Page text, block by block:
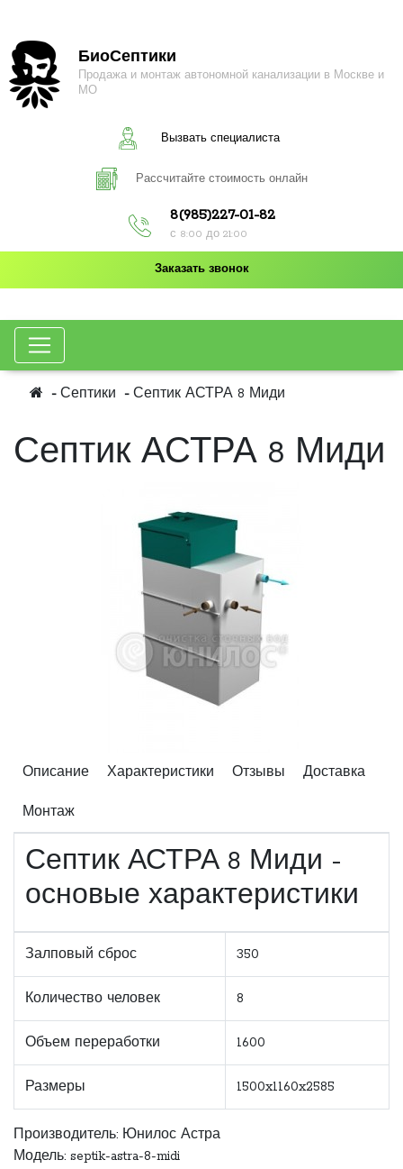
БиоСептики
Продажа и монтаж автономной канализации в Москве и
МО
Вызвать специалиста
Рассчитайте стоимость онлайн
8(985)227-01-82
с 8:00 до 21:00
Заказать звонок
Септики Септик АСТРА 8 Миди
Септик АСТРА 8 Миди
Описание Характеристики Отзывы Доставка
Монтаж
Септик АСТРА 8 Миди -
основые характеристики
Залповый сброс 350
Количество человек 8
Объем переработки 1600
Размеры 1500x1160x2585
Производитель: Юнилос Астра
Модель: septik-astra-8-midi